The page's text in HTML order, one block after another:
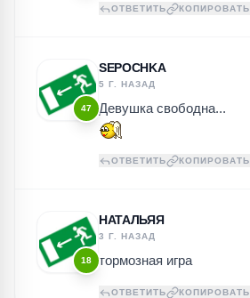
ОТВЕТИТЬ КОПИРОВАТЬ
47
SEPOCHKA
5 Г. НАЗАД
Девушка свободна...
ОТВЕТИТЬ КОПИРОВАТЬ
18
НАТАЛЬЯЯ
3 Г. НАЗАД
тормозная игра
ОТВЕТИТЬ КОПИРОВАТЬ